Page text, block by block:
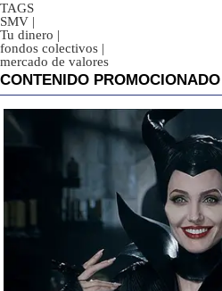
TAGS
SMV |
Tu dinero |
fondos colectivos |
mercado de valores